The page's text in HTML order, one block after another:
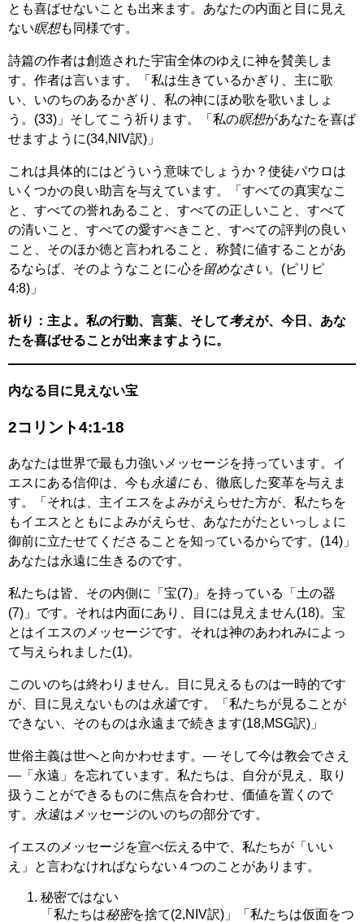
とも喜ばせないことも出来ます。あなたの内面と目に見え
ない瞑想も同様です。
詩篇の作者は創造された宇宙全体のゆえに神を賛美しま
す。作者は言います。「私は生きているかぎり、主に歌
い、いのちのあるかぎり、私の神にほめ歌を歌いましょ
う。(33)」そしてこう祈ります。「私の瞑想があなたを喜ば
せますように(34,NIV訳)」
これは具体的にはどういう意味でしょうか？使徒パウロは
いくつかの良い助言を与えています。「すべての真実なこ
と、すべての誉れあること、すべての正しいこと、すべて
の清いこと、すべての愛すべきこと、すべての評判の良い
こと、そのほか徳と言われること、称賛に値することがあ
るならば、そのようなことに心を留めなさい。(ピリピ
4:8)」
祈り：主よ。私の行動、言葉、そして考えが、今日、あな
たを喜ばせることが出来ますように。
内なる目に見えない宝
2コリント4:1-18
あなたは世界で最も力強いメッセージを持っています。イ
エスにある信仰は、今も 永遠にも
、徹底した変革を与えま
す。「それは、主イエスをよみがえらせた方が、私たちを
もイエスとともによみがえらせ、あなたがたといっしょに
御前に立たせてくださることを知っているからです。(14)」
あなたは永遠に生きるのです。
私たちは皆、その内側に「宝(7)」を持っている「土の器
(7)」です。それは内面にあり、目には見えません(18)。宝
とはイエスのメッセージです。それは神のあわれみによっ
て与えられました(1)。
このいのちは終わりません。目に見えるものは一時的です
が、目に見えないものは永遠です。「私たちが見ることが
できない、そのものは永遠まで続きます(18,MSG訳)」
世俗主義は世へと向かわせます。― そして今は教会でさえ
―「永遠」を忘れています。私たちは、自分が見え、取り
扱うことができるものに焦点を合わせ、価値を置くので
す。
永遠はメッセージのいのちの部分です。
イエスのメッセージを宣べ伝える中で、私たちが「いい
え」と言わなければならない４つのことがあります。
秘密ではない
「私たちは秘密を捨て(2,NIV訳)」「私たちは仮面をつ